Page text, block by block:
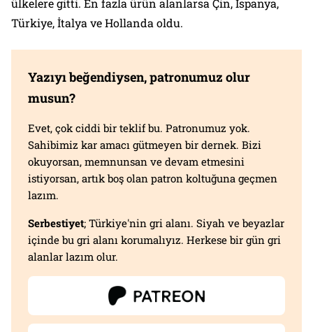
ülkelere gitti. En fazla ürün alanlarsa Çin, İspanya,
Türkiye, İtalya ve Hollanda oldu.
Yazıyı beğendiysen, patronumuz olur
musun?
Evet, çok ciddi bir teklif bu. Patronumuz yok.
Sahibimiz kar amacı gütmeyen bir dernek. Bizi
okuyorsan, memnunsan ve devam etmesini
istiyorsan, artık boş olan patron koltuğuna geçmen
lazım.
Serbestiyet; Türkiye'nin gri alanı. Siyah ve beyazlar
içinde bu gri alanı korumalıyız. Herkese bir gün gri
alanlar lazım olur.